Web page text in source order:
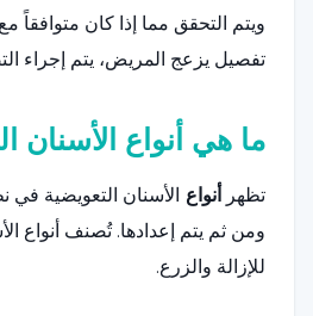
ويتم التحقق مما إذا كان
تفصيل يزعج المريض، يتم إجراء
ما هي أنواع الأسنان
تظهر أنواع الأسنان التعويضية في
للإزالة والزرع.